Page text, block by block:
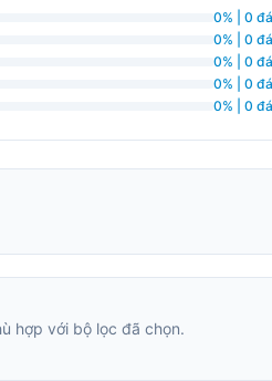
0% | 0
0% | 0
0% | 0
0% | 0
0% | 0
hợp với bộ lọc đã chọn.